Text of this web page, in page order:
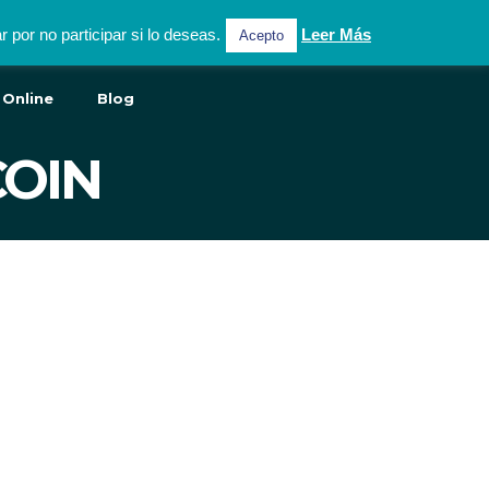
Blog
por no participar si lo deseas. Acepto Leer Más